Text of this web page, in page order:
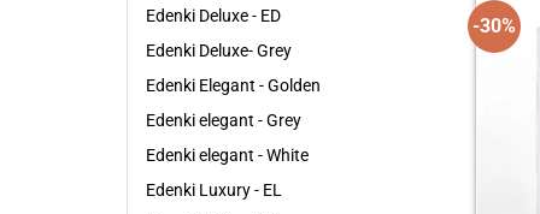
Edenki Deluxe - ED
Edenki Deluxe- Grey
Edenki Elegant - Golden
Edenki elegant - Grey
Edenki elegant - White
Edenki Luxury - EL
-30%